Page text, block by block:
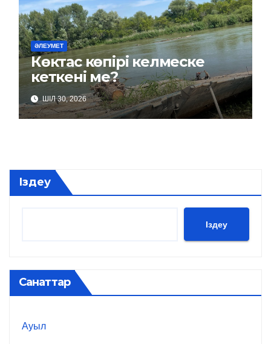
ӘЛЕУМЕТ
Көктас көпірі келмеске
кеткені ме?
ШІЛ 30, 2026
Іздеу
Іздеу
Санаттар
Ауыл